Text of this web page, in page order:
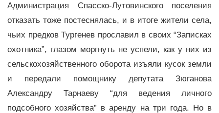
Администрация Спасско-Лутовинского поселения
отказать тоже постеснялась, и в итоге жители села,
чьих предков Тургенев прославил в своих “Записках
охотника”, глазом моргнуть не успели, как у них из
сельскохозяйственного оборота изъяли кусок земли
и передали помощнику депутата Зюганова
Александру Тарнаеву “для ведения личного
подсобного хозяйства” в аренду на три года. Но в